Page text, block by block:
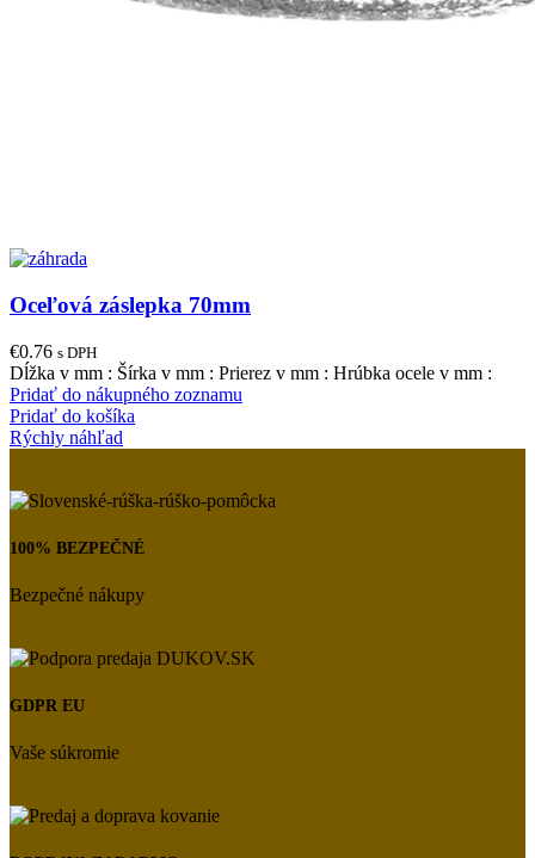
Oceľová záslepka 70mm
€0.76 s DPH
Dĺžka v mm : Šírka v mm : Prierez v mm : Hrúbka ocele v mm :
Pridať do nákupného zoznamu
Pridať do košíka
Rýchly náhľad
100% BEZPEČNÉ
Bezpečné nákupy
GDPR EU
Vaše súkromie